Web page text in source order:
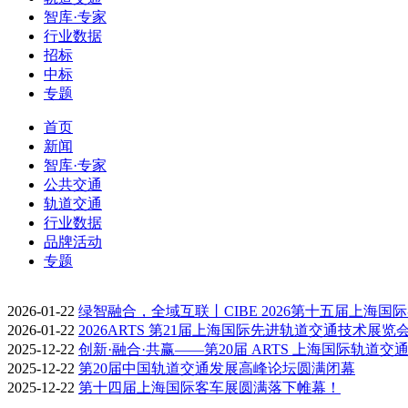
智库·专家
行业数据
招标
中标
专题
首页
新闻
智库·专家
公共交通
轨道交通
行业数据
品牌活动
专题
2026-01-22 绿智融合，全域互联丨CIBE 2026第十五届上海国
2026-01-22 2026ARTS 第21届上海国际先进轨道交通技术展览
2025-12-22 创新·融合·共赢——第20届 ARTS 上海国际轨道交
2025-12-22 第20届中国轨道交通发展高峰论坛圆满闭幕
2025-12-22 第十四届上海国际客车展圆满落下帷幕！